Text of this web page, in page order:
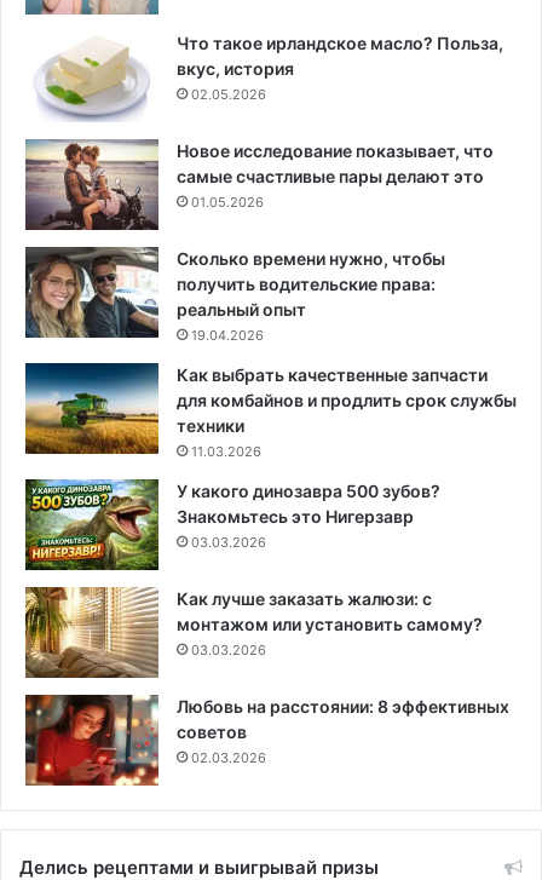
Что такое ирландское масло? Польза,
вкус, история
02.05.2026
Новое исследование показывает, что
самые счастливые пары делают это
01.05.2026
Сколько времени нужно, чтобы
получить водительские права:
реальный опыт
19.04.2026
Как выбрать качественные запчасти
для комбайнов и продлить срок службы
техники
11.03.2026
У какого динозавра 500 зубов?
Знакомьтесь это Нигерзавр
03.03.2026
Как лучше заказать жалюзи: с
монтажом или установить самому?
03.03.2026
Любовь на расстоянии: 8 эффективных
советов
02.03.2026
Делись рецептами и выигрывай призы